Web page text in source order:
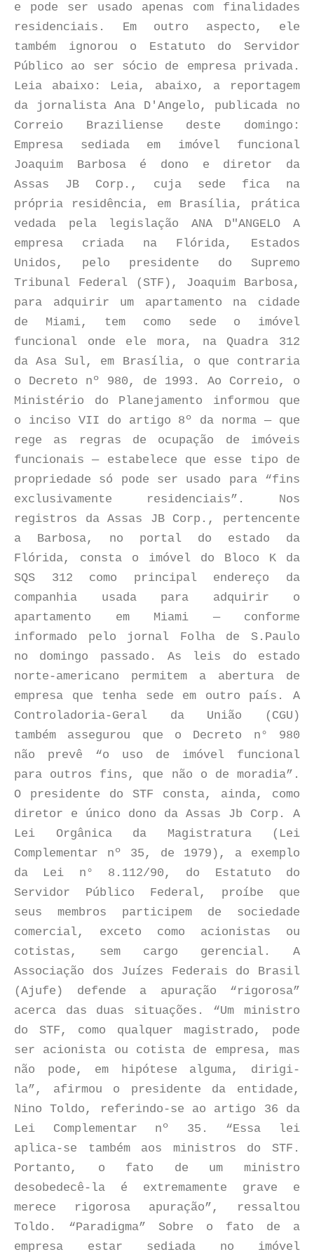
e pode ser usado apenas com finalidades
residenciais. Em outro aspecto, ele
também ignorou o Estatuto do Servidor
Público ao ser sócio de empresa privada.
Leia abaixo: Leia, abaixo, a reportagem
da jornalista Ana D'Angelo, publicada no
Correio Braziliense deste domingo:
Empresa sediada em imóvel funcional
Joaquim Barbosa é dono e diretor da
Assas JB Corp., cuja sede fica na
própria residência, em Brasília, prática
vedada pela legislação ANA D"ANGELO A
empresa criada na Flórida, Estados
Unidos, pelo presidente do Supremo
Tribunal Federal (STF), Joaquim Barbosa,
para adquirir um apartamento na cidade
de Miami, tem como sede o imóvel
funcional onde ele mora, na Quadra 312
da Asa Sul, em Brasília, o que contraria
o Decreto nº 980, de 1993. Ao Correio, o
Ministério do Planejamento informou que
o inciso VII do artigo 8º da norma — que
rege as regras de ocupação de imóveis
funcionais — estabelece que esse tipo de
propriedade só pode ser usado para “fins
exclusivamente residenciais”. Nos
registros da Assas JB Corp., pertencente
a Barbosa, no portal do estado da
Flórida, consta o imóvel do Bloco K da
SQS 312 como principal endereço da
companhia usada para adquirir o
apartamento em Miami — conforme
informado pelo jornal Folha de S.Paulo
no domingo passado. As leis do estado
norte-americano permitem a abertura de
empresa que tenha sede em outro país. A
Controladoria-Geral da União (CGU)
também assegurou que o Decreto n° 980
não prevê “o uso de imóvel funcional
para outros fins, que não o de moradia”.
O presidente do STF consta, ainda, como
diretor e único dono da Assas Jb Corp. A
Lei Orgânica da Magistratura (Lei
Complementar nº 35, de 1979), a exemplo
da Lei n° 8.112/90, do Estatuto do
Servidor Público Federal, proíbe que
seus membros participem de sociedade
comercial, exceto como acionistas ou
cotistas, sem cargo gerencial. A
Associação dos Juízes Federais do Brasil
(Ajufe) defende a apuração “rigorosa”
acerca das duas situações. “Um ministro
do STF, como qualquer magistrado, pode
ser acionista ou cotista de empresa, mas
não pode, em hipótese alguma, dirigi-
la”, afirmou o presidente da entidade,
Nino Toldo, referindo-se ao artigo 36 da
Lei Complementar nº 35. “Essa lei
aplica-se também aos ministros do STF.
Portanto, o fato de um ministro
desobedecê-la é extremamente grave e
merece rigorosa apuração”, ressaltou
Toldo. “Paradigma” Sobre o fato de a
empresa estar sediada no imóvel